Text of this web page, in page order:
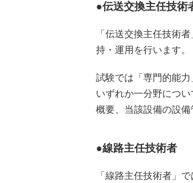
●伝送交換主任技術
「伝送交換主任技術
持・運用を行います。
試験では「専門的能
いずれか一分野につ
概要、当該設備の設備
●線路主任技術者
「線路主任技術者」